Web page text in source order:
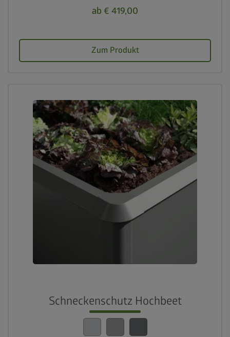
ab € 419,00
Zum Produkt
Schneckenschutz Hochbeet